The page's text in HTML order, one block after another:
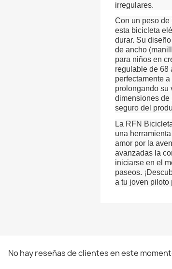
irregulares.
Con un peso de
esta bicicleta
durar. Su
de ancho
para niños en
regulable de 68
perfectamente
prolongando su
dimensiones de
seguro del
La RFN
una
amor por la
avanzadas la
iniciarse en el
paseos.
a tu joven piloto
No hay reseñas de clientes en este